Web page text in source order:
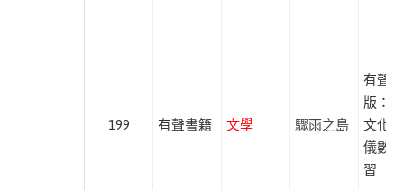
199 有聲書籍 文學 驟雨之島
有聲出
版：
文化
儀數
習